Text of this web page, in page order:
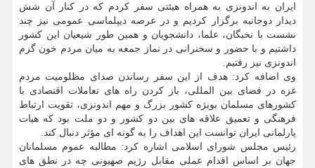
ایران به اندونزی به همراه هیئتی سفر کردم که در کنار آن شش
دیدار دوجانبه برگزار کردیم و در عرصه دیپلماسی عمومی نیز چند
نشست با نخبگان، علما، دانشجویان و همین طور شیعیان این کشور
داشتیم و با حضور و سخنرانی در نماز جمعه به میان مردم خون گرم
اندونزی نیز رفتیم.
وی اضافه کرد: هدف از این سفر رساندن صدای مظلومیت مردم
غزه در فضای بین المللی، باز کردن راه های تعاملات اقتصادی با
کشورهای مسلمان بویژه کشور بزرگ و مهم اندونزی، تقویت ارتباط
فرهنگی و تعمیق علاقه های بین دو کشور و دو ملت بود که هیات
پارلمانی ایران توانست این اهداف را به گونه ای مؤثر دنبال کند.
رئیس مجلس شورای اسلامی اشاره کرد: مطالبه عموم مسلمانان
جهان بر اساس اقدام عملی مقابل رژیم صهیونی چه در نطق های